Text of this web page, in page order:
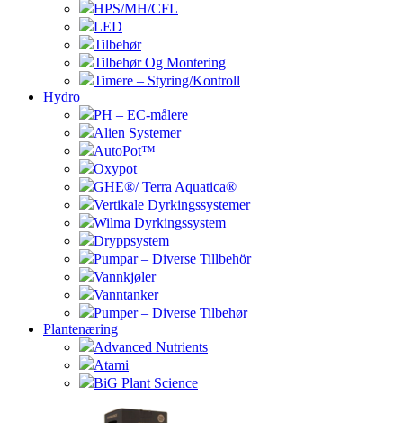
HPS/MH/CFL
LED
Tilbehør
Tilbehør Og Montering
Timere – Styring/Kontroll
Hydro
PH – EC-målere
Alien Systemer
AutoPot™
Oxypot
GHE®/ Terra Aquatica®
Vertikale Dyrkingssystemer
Wilma Dyrkingssystem
Dryppsystem
Pumpar – Diverse Tillbehör
Vannkjøler
Vanntanker
Pumper – Diverse Tilbehør
Plantenæring
Advanced Nutrients
Atami
BiG Plant Science